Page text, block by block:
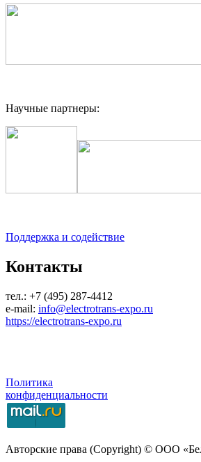
Научные партнеры:
Поддержка и содействие
Контакты
тел.: +7 (495) 287-4412
e-mail: info@electrotrans-expo.ru
https://electrotrans-expo.ru
Политика
конфиденциальности
Авторские права (Copyright) © ООО